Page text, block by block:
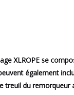
XLROPE se
également
treuil du remorqueur